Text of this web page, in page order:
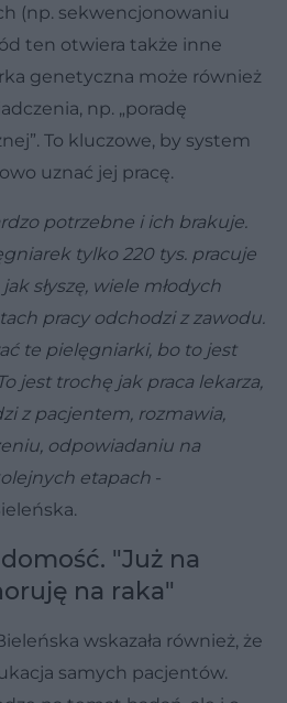
(np. sekwencjonowaniu
ten otwiera także inne
genetyczna może również
np. „poradę
To kluczowe, by system
uznać jej pracę.
potrzebne i ich brakuje.
tylko 220 tys. pracuje
słyszę, wiele młodych
pracy odchodzi z zawodu.
te pielęgniarki, bo to jest
jest trochę jak praca lekarza,
z pacjentem, rozmawia,
odpowiadaniu na
etapach -
"Już na
na raka"
wskazała również, że
samych pacjentów.